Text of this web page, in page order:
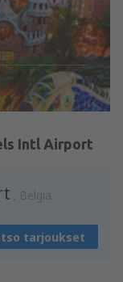
Intl Airport
Belgia
tarjoukset